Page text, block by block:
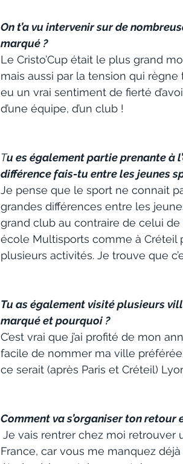
On t’a vu intervenir sur de
marqué ?
Le Cristo’Cup était le plus grand
mais aussi par la tension qui règne
eu un vrai sentiment de fierté
d’une équipe, d’un club !
Tu es également partie prenante à
différence fais-tu entre les jeunes
Je pense que le sport ne connait
grandes différences entre les
grand club au contraire de celui de
école Multisports comme à Créteil
plusieurs activités. Je trouve que
Tu as également visité plusieurs
marqué et pourquoi ?
C’est vrai que j’ai profité de mon
facile de nommer ma ville
ce serait (après Paris et Créteil)
Comment va s’organiser ton
Je vais rentrer chez moi retrouver
France, car vous me manquez